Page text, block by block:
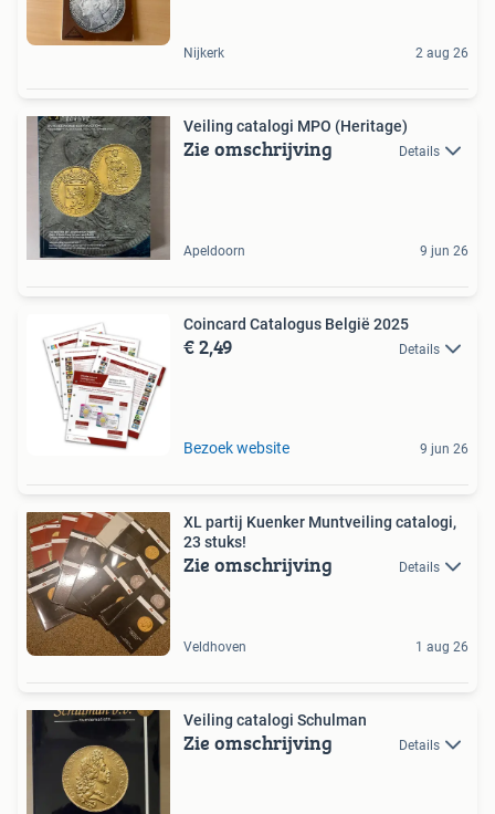
Nijkerk 2 aug 26
Veiling catalogi MPO (Heritage)
Zie omschrijving Details
Apeldoorn 9 jun 26
Coincard Catalogus België 2025
€ 2,49 Details
Bezoek website 9 jun 26
XL partij Kuenker Muntveiling catalogi,
23 stuks!
Zie omschrijving Details
Veldhoven 1 aug 26
Veiling catalogi Schulman
Zie omschrijving Details